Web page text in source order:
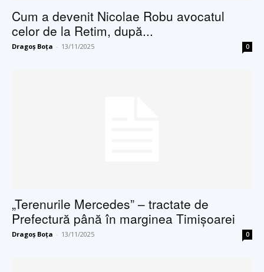
Cum a devenit Nicolae Robu avocatul
celor de la Retim, după...
Dragoș Boța - 13/11/2025 0
„Terenurile Mercedes” – tractate de
Prefectură până în marginea Timişoarei
Dragoș Boța - 13/11/2025 0